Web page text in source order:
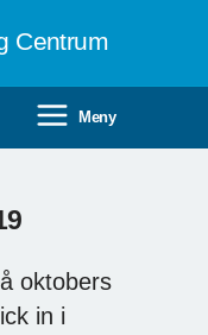
Centrum
Meny
oktobers
in i